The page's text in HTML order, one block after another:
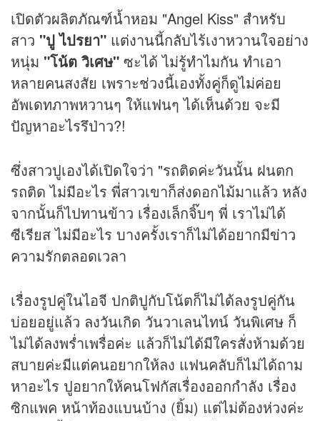
เปิดตัวผลิตภัณฑ์น้ำหอม "Angel Kiss" สำหรับ
สาว "ปู ไปรยา" แต่งานนี้กลับไร้เงาหวานใจอย่าง
หนุ่ม "โน้ต วิเศษ" ซะได้ ไม่รู้ทำไมกัน ทำเอา
หลายคนสงสัย เพราะช่วงนี้เองทั้งคู่ก็ดูไม่ค่อย
อัพเดทภาพหวานๆ ให้แฟนๆ ได้เห็นด้วย จะมี
ปัญหาอะไรรึป่าว?!
ซึ่งสาวปูเองได้เปิดใจว่า "รถติดค่ะวันนั้น ฝนตก
รถติด ไม่มีอะไร พี่สาวเขาก็ส่งดอกไม้มาแล้ว หลัง
จากนั้นก็ไปทานข้าว เรื่องเล็กจิ๊บๆ พี่ เราไม่ได้
ซีเรียส ไม่มีอะไร บางครั้งเราก็ไม่ได้อยากมีข่าว
ความรักตลอดเวลา
เรื่องรูปคู่ในไอจี ปกติปูกับโน้ตก็ไม่ได้ลงรูปคู่กัน
บ่อยอยู่แล้ว ลงวันเกิด วันวาเลนไทน์ วันพิเศษ ก็
ไม่ได้ลงพร่ำเพรื่อค่ะ แล้วก็ไม่ได้มีใครสั่งห้ามด้วย
สบายค่ะมีแต่คนอยากให้ลง แฟนคลับก็ไม่ได้ถาม
หาอะไร ปูอยากให้คนโฟกัสเรื่องออกกำลัง เรื่อง
ซิกแพค หน้าท้องแบนบ้าง (ยิ้ม) แต่ไม่ต้องห่วงค่ะ